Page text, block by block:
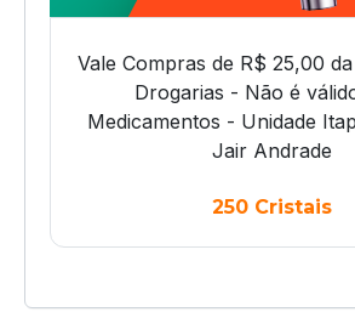
Vale Compras de R$ 25,00
Drogarias - Não é
Medicamentos - Unidade
Jair Andrade
250 Cristais